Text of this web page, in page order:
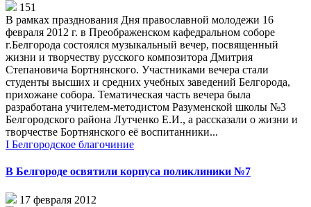
151
В рамках празднования Дня православной молодежи 16
февраля 2012 г. в Преображенском кафедральном соборе
г.Белгорода состоялся музыкальный вечер, посвященный
жизни и творчеству русского композитора Дмитрия
Степановича Бортнянского. Участниками вечера стали
студенты высших и средних учебных заведений Белгорода,
прихожане собора. Тематическая часть вечера была
разработана учителем-методистом Разуменской школы №3
Белгородского района Лутченко Е.И., а рассказали о жизни и
творчестве Бортнянского её воспитанники...
I Белгородское благочиние
В Белгороде освятили корпуса поликлиники №7
17 февраля 2012